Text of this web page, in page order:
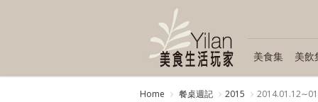
美食集 美飲
Home 餐桌週記 2015